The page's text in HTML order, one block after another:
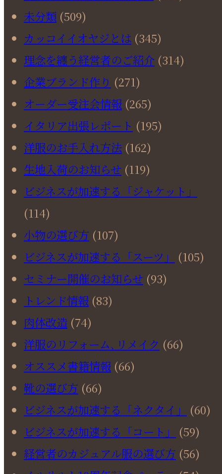
未分類 (509)
カッコイイオヤジとは (345)
理念を纏う経営者のご紹介 (314)
企業ブランド作り (271)
オーダー受注会情報 (265)
イタリア出張レポート (195)
洋服のお手入れ方法 (162)
生地入荷のお知らせ (119)
ビジネスが加速する「ジャケット」
(114)
小物の選び方 (107)
ビジネスが加速する「スーツ」
(105)
セミナー開催のお知らせ (93)
トレンド情報 (83)
肉体改造 (74)
洋服のリフォーム､リメイク (66)
オススメ書籍情報 (66)
靴の選び方 (66)
ビジネスが加速する「ネクタイ」
(60)
ビジネスが加速する「コート」
(59)
経営者のカジュアル服の選び方 (56)